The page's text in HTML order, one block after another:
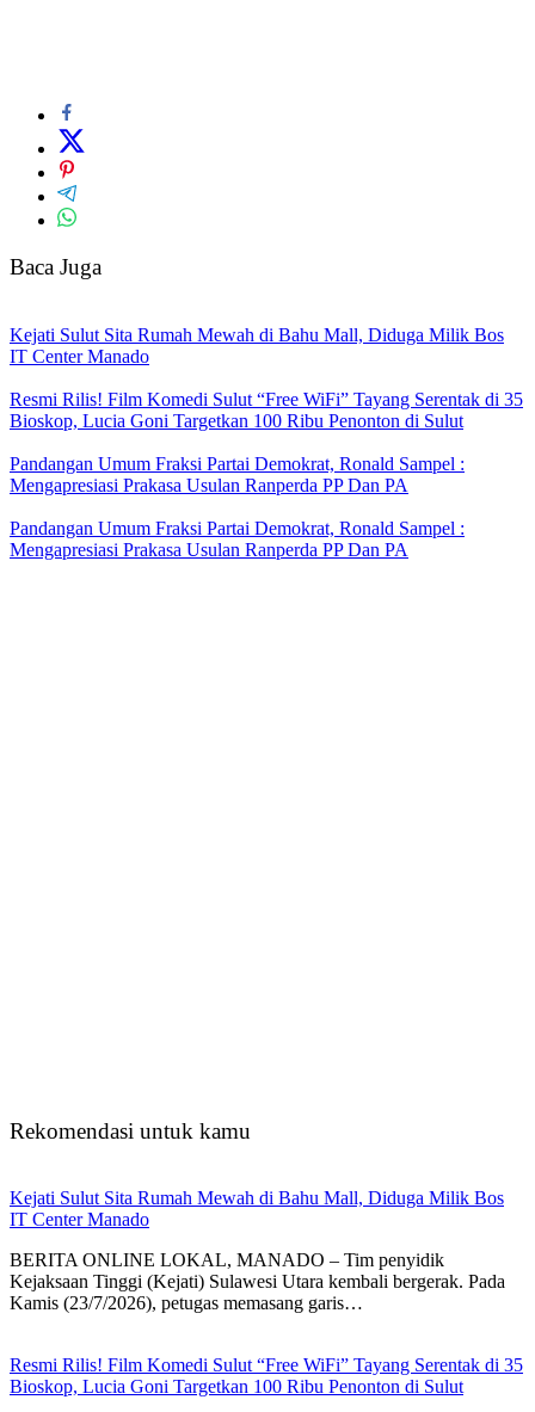
Baca Juga
Kejati Sulut Sita Rumah Mewah di Bahu Mall, Diduga Milik Bos
IT Center Manado
Resmi Rilis! Film Komedi Sulut “Free WiFi” Tayang Serentak di 35
Bioskop, Lucia Goni Targetkan 100 Ribu Penonton di Sulut
Pandangan Umum Fraksi Partai Demokrat, Ronald Sampel :
Mengapresiasi Prakasa Usulan Ranperda PP Dan PA
Pandangan Umum Fraksi Partai Demokrat, Ronald Sampel :
Mengapresiasi Prakasa Usulan Ranperda PP Dan PA
Rekomendasi untuk kamu
Kejati Sulut Sita Rumah Mewah di Bahu Mall, Diduga Milik Bos
IT Center Manado
BERITA ONLINE LOKAL, MANADO – Tim penyidik
Kejaksaan Tinggi (Kejati) Sulawesi Utara kembali bergerak. Pada
Kamis (23/7/2026), petugas memasang garis…
Resmi Rilis! Film Komedi Sulut “Free WiFi” Tayang Serentak di 35
Bioskop, Lucia Goni Targetkan 100 Ribu Penonton di Sulut